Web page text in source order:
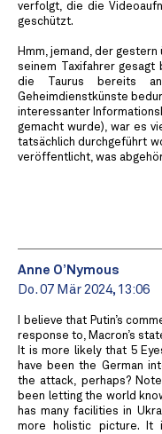
verfolgt, die die
geschützt.
Hmm, jemand, der
seinem Taxifahrer gesagt
die Taurus bereits
Geheimdienstkünste
interessanter
gemacht wurde), war es
tatsächlich durchgeführt
veröffentlicht, was
Anne O’Nymous
Do. 07 Mär 2024, 13:06
I believe that Putin’s
response to, Macron’s
It is more likely that 5
have been the German
the attack, perhaps?
been letting the world
has many facilities in
more holistic picture.